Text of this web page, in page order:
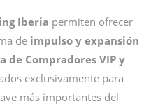
Iberia permiten ofrecer
de impulso y expansión
de Compradores VIP y
exclusivamente para
más importantes del